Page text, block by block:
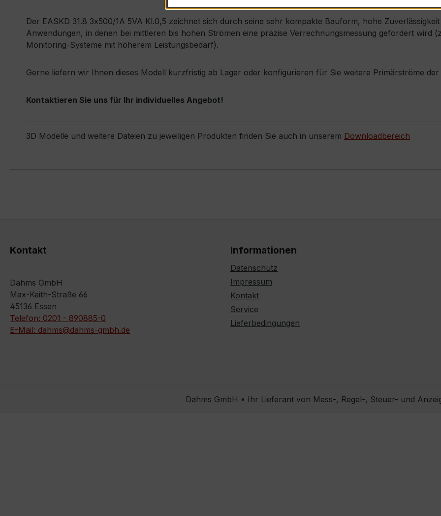
Der EASKD 31.8 3x500/1A 5VA Kl.0,5 zeichnet sich durch seine sehr kompakte Bauform, hohe
Anwendungen, in denen bei mittleren bis hohen Strömen eine präzise Verrechnungsmessung gefordert wird
Monitoring-Systeme mit höherem Leistungsbedarf).
Gerne liefern wir Ihnen dieses Modell kurzfristig ab Lager oder konfigurieren für Sie weitere Primärströme der
Kontaktieren Sie uns für Ihr individuelles Angebot!
3D Modelle und weitere Dateien zu jeweiligen Produkten finden Sie auch in unserem Downloadbereich
Kontakt
Dahms GmbH
Max-Keith-Straße 66
45136 Essen
Telefon: 0201 - 890885-0
E-Mail: dahms@dahms-gmbh.de
Informationen
Datenschutz
Impressum
Kontakt
Service
Lieferbedingungen
Dahms GmbH • Ihr Lieferant von Mess-, Regel-, Steuer- und